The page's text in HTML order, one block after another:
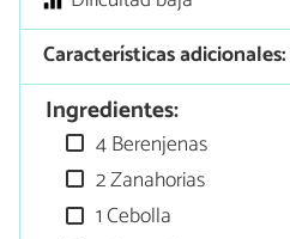
Características adicionales:
Ingredientes:
4 Berenjenas
2 Zanahorias
1 Cebolla